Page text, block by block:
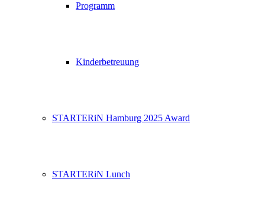
Programm
Kinderbetreuung
STARTERiN Hamburg 2025 Award
STARTERiN Lunch